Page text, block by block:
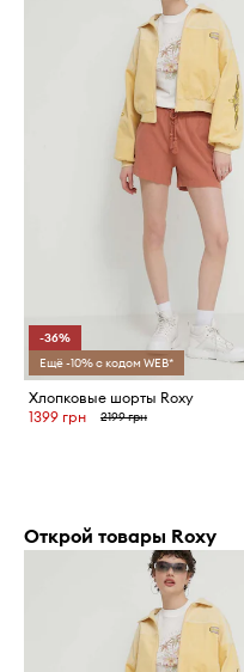
-36%
Ещё -10% с кодом WEB*
Хлопковые шорты Roxy
1399 грн
2199 грн
Открой товары Roxy